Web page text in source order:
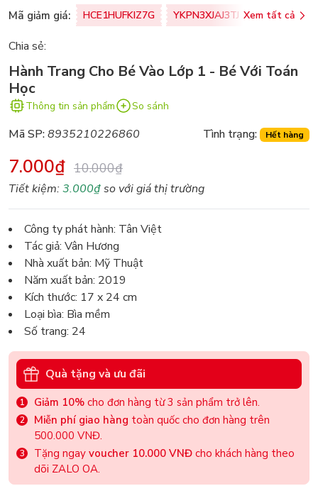
Mã giảm giá: HCE1HUFKIZ7G YKPN3XJAJ3TJ Xem tất cả
Chia sẻ:
Hành Trang Cho Bé Vào Lớp 1 - Bé Với Toán
Học
Thông tin sản phẩm So sánh
Mã SP:8935210226860 Tình trạng: Hết hàng
7.000₫ 10.000₫
Tiết kiệm:3.000₫so với giá thị trường
Công ty phát hành: Tân Việt
Tác giả: Vân Hương
Nhà xuất bản: Mỹ Thuật
Năm xuất bản: 2019
Kích thước: 17 x 24 cm
Loại bìa: Bìa mềm
Số trang: 24
Quà tặng và ưu đãi
Giảm 10% cho đơn hàng từ 3 sản phẩm trở lên.
Miễn phí giao hàng toàn quốc cho đơn hàng trên
500.000 VNĐ.
Tặng ngay voucher 10.000 VNĐ cho khách hàng theo
dõi ZALO OA.